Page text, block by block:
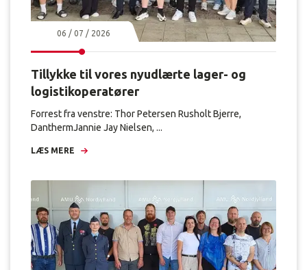
06 / 07 / 2026
Tillykke til vores nyudlærte lager- og
logistikoperatører
Forrest fra venstre: Thor Petersen Rusholt Bjerre,
DanthermJannie Jay Nielsen, ...
LÆS MERE